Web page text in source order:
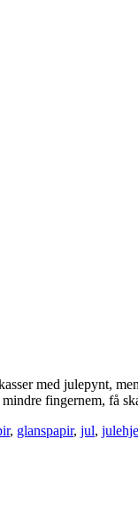
med julepynt,
fingernem, få
, glanspapir, jul,